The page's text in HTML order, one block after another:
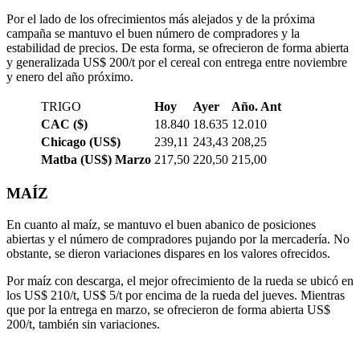
Por el lado de los ofrecimientos más alejados y de la próxima
campaña se mantuvo el buen número de compradores y la
estabilidad de precios. De esta forma, se ofrecieron de forma abierta
y generalizada US$ 200/t por el cereal con entrega entre noviembre
y enero del año próximo.
TRIGO Hoy Ayer
Año. Ant
CAC ($)
18.840 18.635 12.010
Chicago (US$)
239,11 243,43 208,25
Matba (US$) Marzo 217,50 220,50 215,00
MAÍZ
En cuanto al maíz, se mantuvo el buen abanico de posiciones
abiertas y el número de compradores pujando por la mercadería. No
obstante, se dieron variaciones dispares en los valores ofrecidos.
Por maíz con descarga, el mejor ofrecimiento de la rueda se ubicó en
los US$ 210/t, US$ 5/t por encima de la rueda del jueves. Mientras
que por la entrega en marzo, se ofrecieron de forma abierta US$
200/t, también sin variaciones.